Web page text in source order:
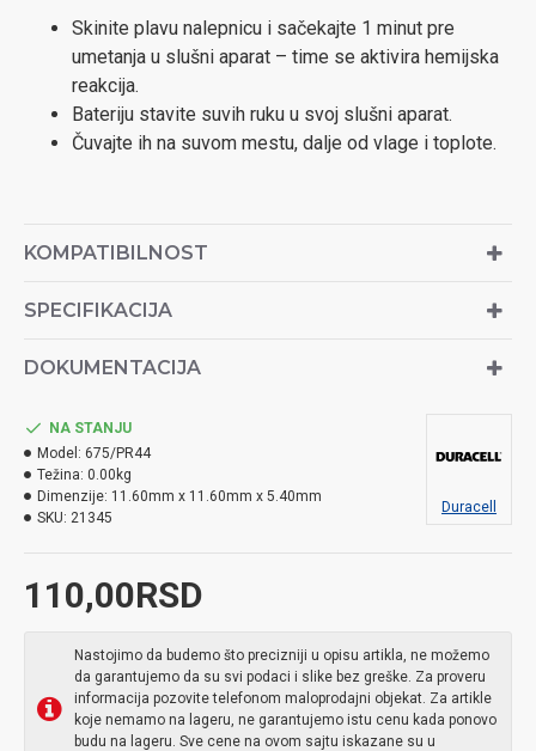
Skinite plavu nalepnicu i sačekajte 1 minut pre
umetanja u slušni aparat – time se aktivira hemijska
reakcija.
Bateriju stavite suvih ruku u svoj slušni aparat.
Čuvajte ih na suvom mestu, dalje od vlage i toplote.
KOMPATIBILNOST
SPECIFIKACIJA
DOKUMENTACIJA
110,00RSD
NA STANJU
Model: 675/PR44
Težina: 0.00kg
Dimenzije: 11.60mm x 11.60mm x 5.40mm
SKU: 21345
Duracell
Nastojimo da budemo što precizniji u opisu artikla, ne možemo
da garantujemo da su svi podaci i slike bez greške. Za proveru
informacija pozovite telefonom maloprodajni objekat. Za artikle
koje nemamo na lageru, ne garantujemo istu cenu kada ponovo
budu na lageru. Sve cene na ovom sajtu iskazane su u